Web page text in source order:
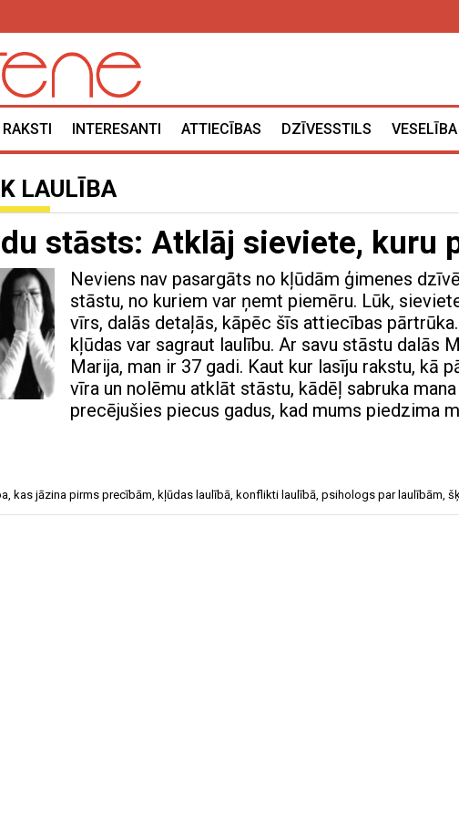
INTERESANTI ATTIECĪBAS DZĪVESSTILS VESELĪBA
LAULĪBA
stāsts: Atklāj sieviete, kuru
Neviens nav pasargāts no kļūdām ģimenes
stāstu, no kuriem var ņemt piemēru. Lūk,
vīrs, dalās detaļās, kāpēc šīs attiecības
kļūdas var sagraut laulību. Ar savu stāstu dalās
Marija, man ir 37 gadi. Kaut kur lasīju rakstu, kā
vīra un nolēmu atklāt stāstu, kādēļ sabruka
precējušies piecus gadus, kad mums piedzima
, kas jāzina pirms precībām, kļūdas laulībā, konflikti laulībā, psihologs par laulībām,